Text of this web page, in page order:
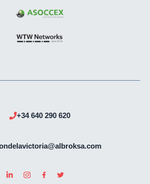
+34 640 290 620